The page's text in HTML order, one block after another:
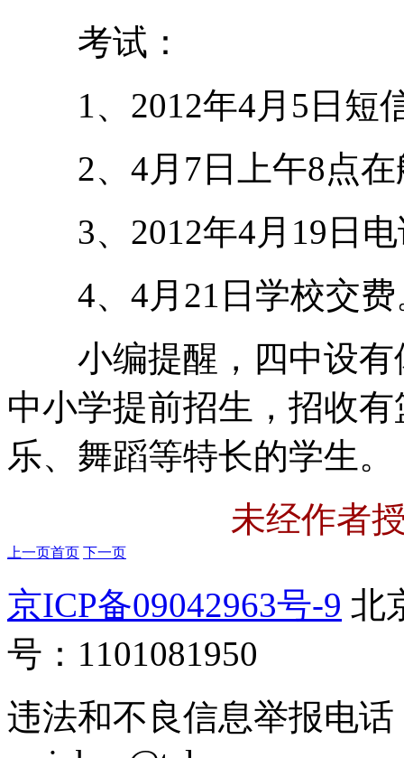
考试：
1、2012年4月5日短
2、4月7日上午8点在
3、2012年4月19日电
4、4月21日学校交费
小编提醒，四中设有
中小学提前招生，招收
乐、舞蹈等特长的学生。
未经作者
上一页首页 下一页
京ICP备09042963号-9 北
号：1101081950
违法和不良信息举报电